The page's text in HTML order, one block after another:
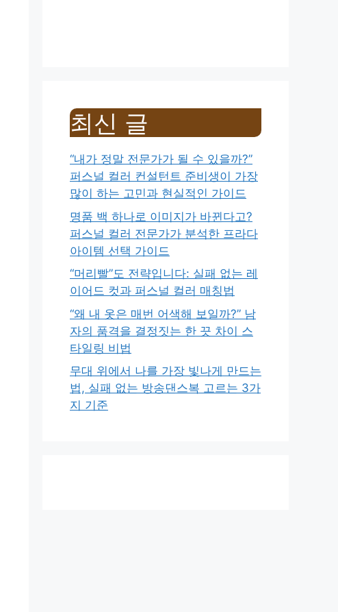
최신 글
“내가 정말 전문가가 될 수 있을까?”
퍼스널 컬러 컨설턴트 준비생이 가장
많이 하는 고민과 현실적인 가이드
명품 백 하나로 이미지가 바뀐다고?
퍼스널 컬러 전문가가 분석한 프라다
아이템 선택 가이드
“머리빨”도 전략입니다: 실패 없는 레
이어드 컷과 퍼스널 컬러 매칭법
“왜 내 옷은 매번 어색해 보일까?” 남
자의 품격을 결정짓는 한 끗 차이 스
타일링 비법
무대 위에서 나를 가장 빛나게 만드는
법, 실패 없는 방송댄스복 고르는 3가
지 기준